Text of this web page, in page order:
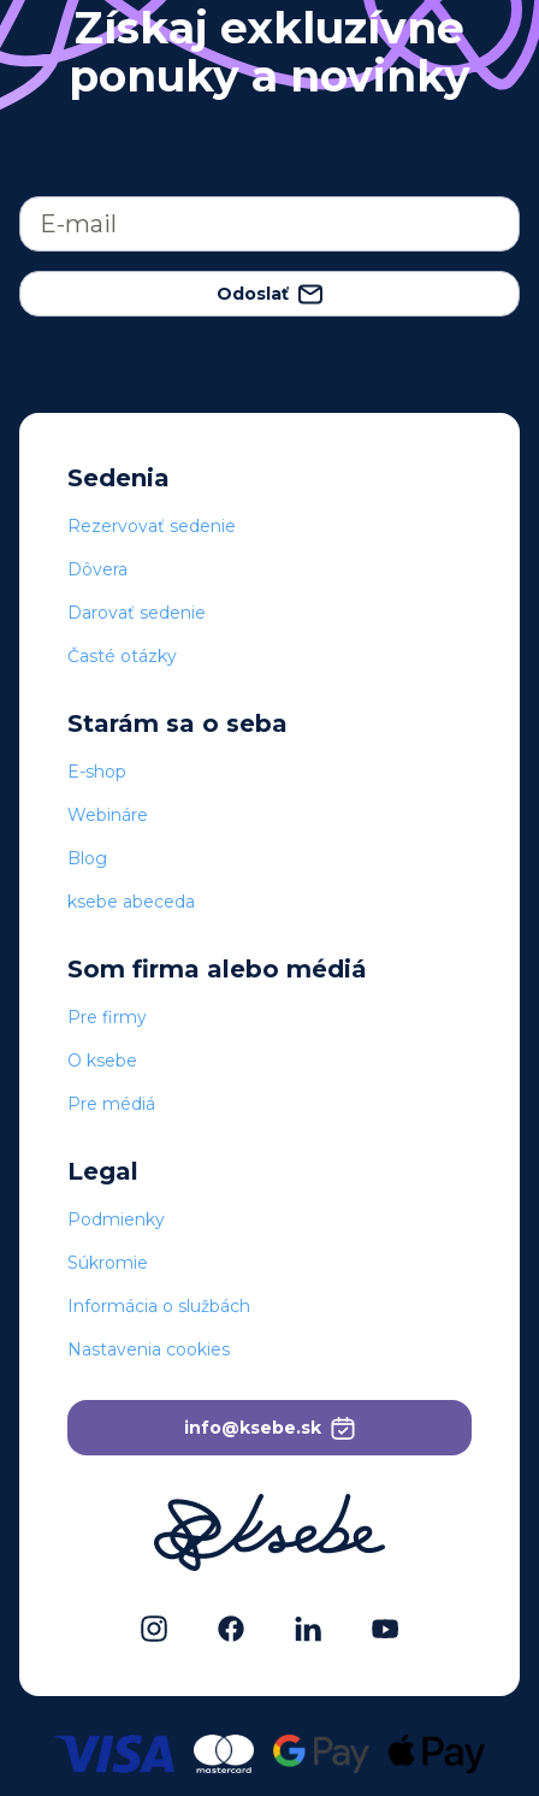
Získaj exkluzívne
ponuky a novinky
Odoslať
Sedenia
Rezervovať sedenie
Dôvera
Darovať sedenie
Časté otázky
Starám sa o seba
E-shop
Webináre
Blog
ksebe abeceda
Som firma alebo médiá
Pre firmy
O ksebe
Pre médiá
Legal
Podmienky
Súkromie
Informácia o službách
Nastavenia cookies
info@ksebe.sk